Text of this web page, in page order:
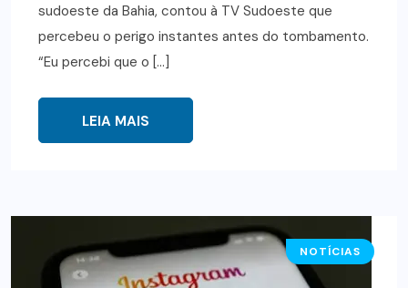
sudoeste da Bahia, contou à TV Sudoeste que
percebeu o perigo instantes antes do tombamento.
“Eu percebi que o […]
LEIA MAIS
NOTÍCIAS